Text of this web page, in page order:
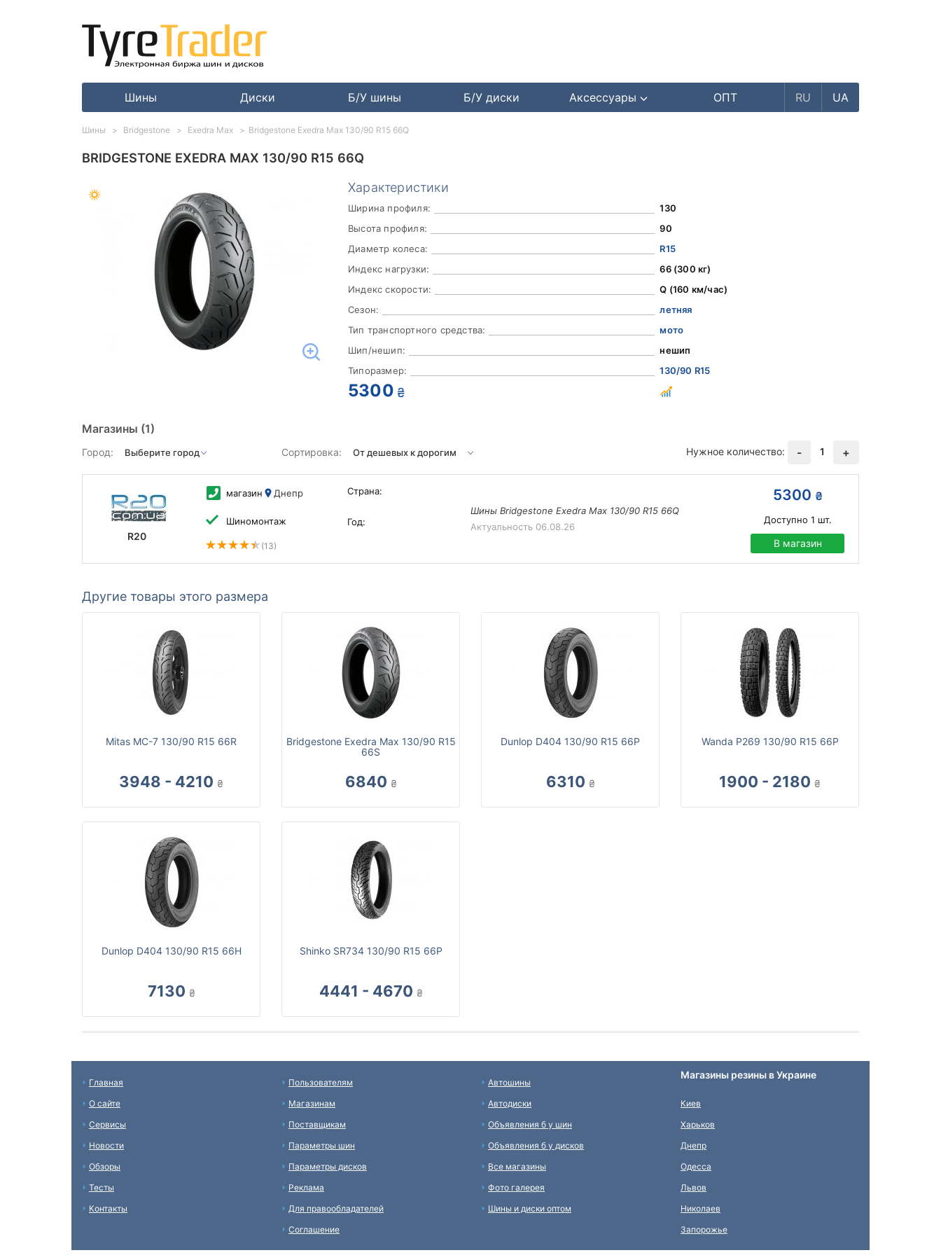
Шины Диски Б/У шины Б/У диски Аксессуары ОПТ RU UA
BRIDGESTONE EXEDRA MAX 130/90 R15 66Q
Характеристики
Ширина профиля:
130
Высота профиля:
90
Диаметр колеса:
R15
Индекс нагрузки:
66 (300 кг)
Индекс скорости:
Q (160 км/час)
Сезон:
летняя
Тип транспортного средства:
мото
Шип/нешип:
нешип
Типоразмер:
130/90 R15
5300 ₴
Магазины (1)
Город: Сортировка: Нужное количество: - 1 +
R20
магазин Днепр
Шиномонтаж
(13)
Страна:
Год:
Шины Bridgestone Exedra Max 130/90 R15 66Q
Актуальность 06.08.26
5300 ₴
Доступно 1 шт.
В магазин
Другие товары этого размера
Mitas MC-7 130/90 R15 66R
3948 - 4210 ₴
Bridgestone Exedra Max 130/90 R15
66S
6840 ₴
Dunlop D404 130/90 R15 66P
6310 ₴
Wanda P269 130/90 R15 66P
1900 - 2180 ₴
Dunlop D404 130/90 R15 66H
7130 ₴
Shinko SR734 130/90 R15 66P
4441 - 4670 ₴
Шины Bridgestone Exedra Max Bridgestone Exedra Max 130/90 R15 66Q
Главная
О сайте
Сервисы
Новости
Обзоры
Тесты
Контакты
Пользователям
Магазинам
Поставщикам
Параметры шин
Параметры дисков
Реклама
Для правообладателей
Соглашение
Автошины
Автодиски
Объявления б у шин
Объявления б у дисков
Все магазины
Фото галерея
Шины и диски оптом
Магазины резины в Украине
Киев
Харьков
Днепр
Одесса
Львов
Николаев
Запорожье